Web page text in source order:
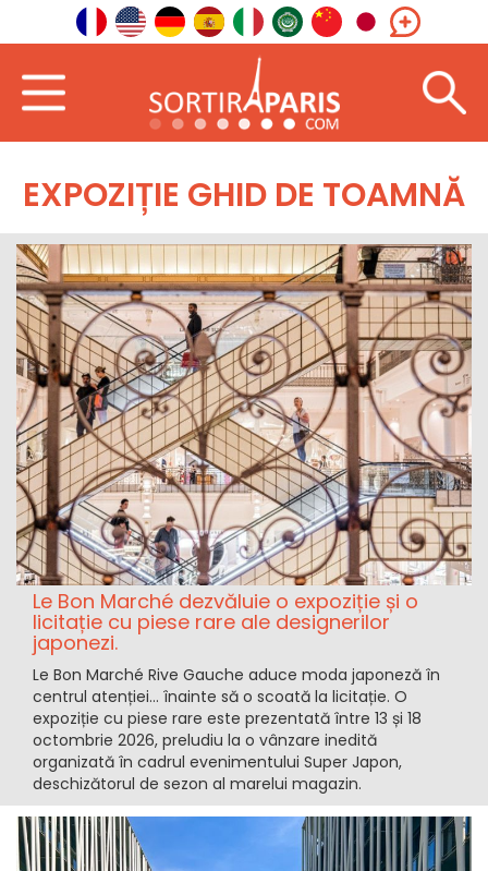
EXPOZIȚIE GHID DE TOAMNĂ
Le Bon Marché dezvăluie o expoziție și o
licitație cu piese rare ale designerilor
japonezi.
Le Bon Marché Rive Gauche aduce moda japoneză în
centrul atenției... înainte să o scoată la licitație. O
expoziție cu piese rare este prezentată între 13 și 18
octombrie 2026, preludiu la o vânzare inedită
organizată în cadrul evenimentului Super Japon,
deschizătorul de sezon al marelui magazin.